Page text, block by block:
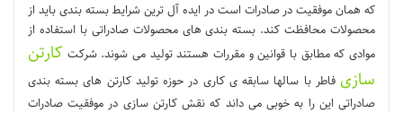
که همان موفقیت در صادرات است در ایده آل ترین شرایط بسته بندی باید از
محصولات محافظت کند. بسته بندی های محصولات صادراتی با استفاده از
موادی که مطابق با قوانین و مقررات هستند تولید می شوند. شرکت کارتن
سازی فاطر با سالها سابقه ی کاری در حوزه تولید کارتن های بسته بندی
صادراتی این را به خوبی می داند که نقش کارتن سازی در موفقیت صادرات